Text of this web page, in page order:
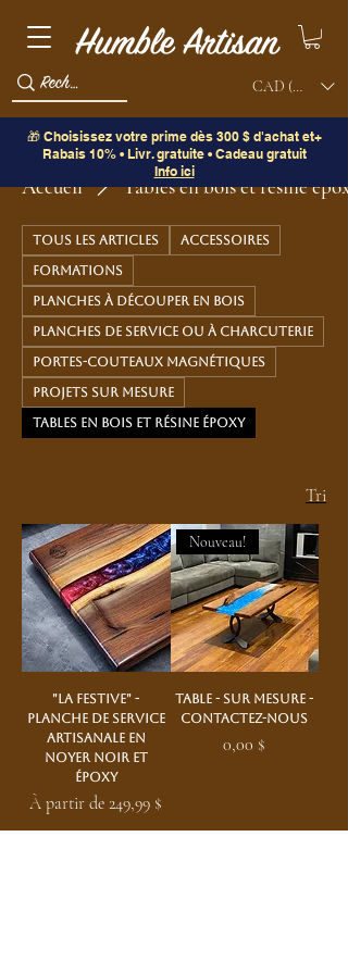
CAD (C$)
🎁 Choisissez votre prime dès 300 $ d'achat et+
Rabais 10% • Livr. gratuite • Cadeau gratuit
Info ici
Accueil Tables en bois et résine époxy
Tous les articles
Accessoires
Formations
Planches à découper en bois
Planches de service ou à charcuterie
Portes-couteaux magnétiques
Projets sur mesure
Tables en bois et résine époxy
Tri
"La Festive" -
Planche de service
artisanale en
noyer noir et
époxy
À partir de249,99 $
Prix promotionnel
Nouveau!
Table - Sur mesure -
Contactez-nous
Prix
0,00 $